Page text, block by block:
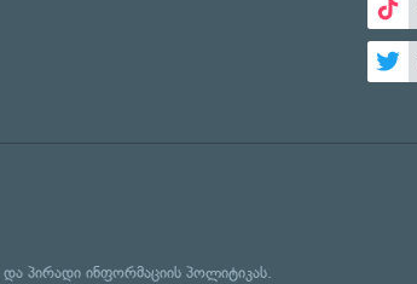
და პირადი ინფორმაციის პოლიტიკას